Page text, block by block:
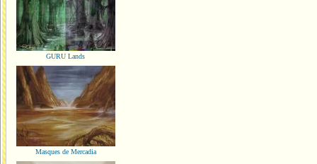
GURU Lands
Masques de Mercadia